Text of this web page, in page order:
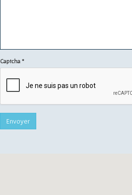
Captcha *
Envoyer